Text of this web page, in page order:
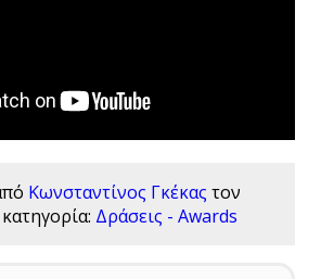
Κωνσταντίνος Γκέκας τον
Δράσεις - Awards